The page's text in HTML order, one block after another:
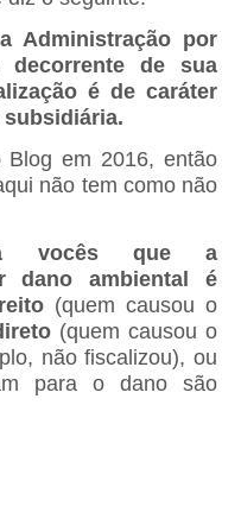
Administração por
decorrente de sua
é de caráter
Blog em 2016, então
não tem como não
a vocês que a
dano ambiental é
(quem causou o
(quem causou o
não fiscalizou), ou
para o dano são